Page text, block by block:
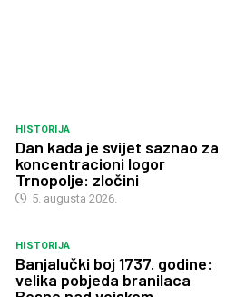
HISTORIJA
Dan kada je svijet saznao za
koncentracioni logor
Trnopolje: zločini
5. augusta 2026.
HISTORIJA
Banjalučki boj 1737. godine:
velika pobjeda branilaca